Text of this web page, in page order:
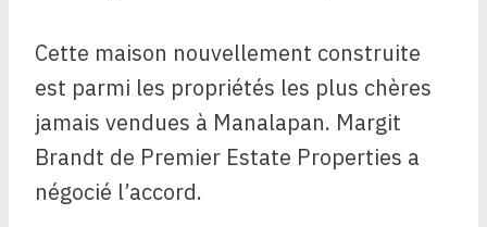
Cette maison nouvellement construite
est parmi les propriétés les plus chères
jamais vendues à Manalapan. Margit
Brandt de Premier Estate Properties a
négocié l’accord.